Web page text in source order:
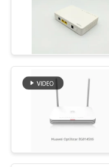
ZTE
NOKIA